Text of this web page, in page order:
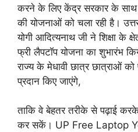
करने के लिए केंद्र सरकार के साथ
की योजनाओं को चला रही है।
योगी आदित्यनाथ जी ने शिक्षा के
फ्री लैपटॉप योजना का शुभारंभ
राज्य के मेधावी छात्र छात्राओं
प्रदान किए जाएंगे,
ताकि वे बेहतर तरीके से पढ़ाई
कर सकें। UP Free Laptop